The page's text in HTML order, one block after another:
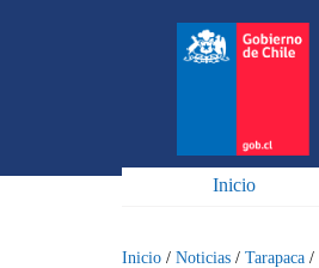
Inicio
Inicio / Noticias / Tarapaca /